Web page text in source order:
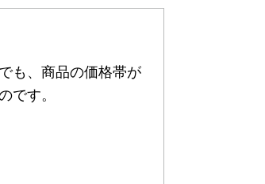
も、商品の価格帯が
です。